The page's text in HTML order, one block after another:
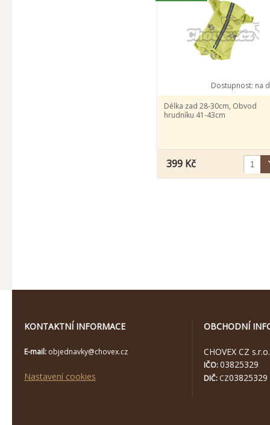
Dostupnost: na
Délka zad 28-30cm, Obvod
hrudníku 41-43cm
399 Kč
KONTAKTNÍ INFORMACE
E-mail: objednavky@chovex.cz
Nastavení cookies
OBCHODNÍ
CHOVEX CZ s.r.o.
IČO:03825329
DIČ: CZ03825329